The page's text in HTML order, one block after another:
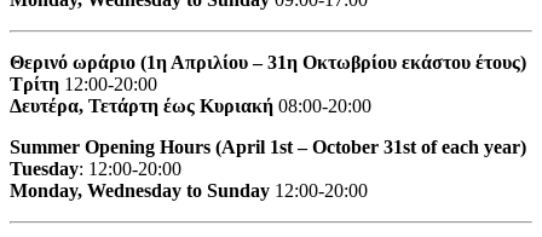
Θερινό ωράριο (1η Απριλίου – 31η Οκτωβρίου εκάστου έτους)
Τρίτη 12:00-20:00
Δευτέρα, Τετάρτη έως Κυριακή 08:00-20:00
Summer Opening Hours (April 1st – October 31st of each year)
Tuesday: 12:00-20:00
Monday, Wednesday to Sunday 12:00-20:00